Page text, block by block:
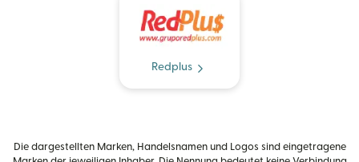
Redplus
Die dargestellten Marken, Handelsnamen und Logos sind eingetragene